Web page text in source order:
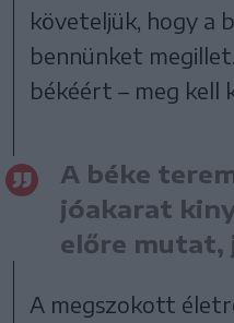
követeljük, hogy a
bennünket
békéért – meg kell
A béke
jóakarat
előre
A megszokott